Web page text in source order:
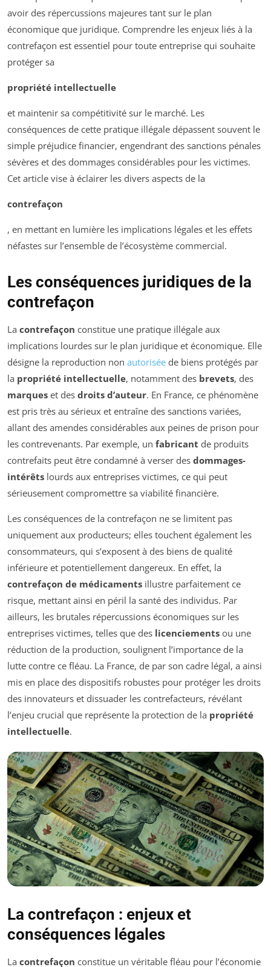
avoir des répercussions majeures tant sur le plan
économique que juridique. Comprendre les enjeux liés à la
contrefaçon est essentiel pour toute entreprise qui souhaite
protéger sa
propriété intellectuelle
et maintenir sa compétitivité sur le marché. Les
conséquences de cette pratique illégale dépassent souvent le
simple préjudice financier, engendrant des sanctions pénales
sévères et des dommages considérables pour les victimes.
Cet article vise à éclairer les divers aspects de la
contrefaçon
, en mettant en lumière les implications légales et les effets
néfastes sur l’ensemble de l’écosystème commercial.
Les conséquences juridiques de la
contrefaçon
La contrefaçon constitue une pratique illégale aux
implications lourdes sur le plan juridique et économique. Elle
désigne la reproduction non autorisée de biens protégés par
la propriété intellectuelle, notamment des brevets, des
marques et des droits d’auteur. En France, ce phénomène
est pris très au sérieux et entraîne des sanctions variées,
allant des amendes considérables aux peines de prison pour
les contrevenants. Par exemple, un fabricant de produits
contrefaits peut être condamné à verser des dommages-
intérêts lourds aux entreprises victimes, ce qui peut
sérieusement compromettre sa viabilité financière.
Les conséquences de la contrefaçon ne se limitent pas
uniquement aux producteurs; elles touchent également les
consommateurs, qui s’exposent à des biens de qualité
inférieure et potentiellement dangereux. En effet, la
contrefaçon de médicaments illustre parfaitement ce
risque, mettant ainsi en péril la santé des individus. Par
ailleurs, les brutales répercussions économiques sur les
entreprises victimes, telles que des licenciements ou une
réduction de la production, soulignent l’importance de la
lutte contre ce fléau. La France, de par son cadre légal, a ainsi
mis en place des dispositifs robustes pour protéger les droits
des innovateurs et dissuader les contrefacteurs, révélant
l’enjeu crucial que représente la protection de la propriété
intellectuelle.
La contrefaçon : enjeux et
conséquences légales
La contrefaçon constitue un véritable fléau pour l’économie